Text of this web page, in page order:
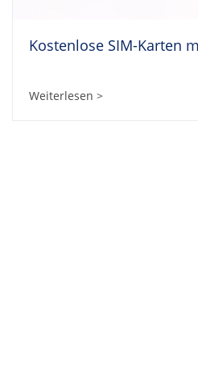
Kostenlose SIM-Karten
Weiterlesen >